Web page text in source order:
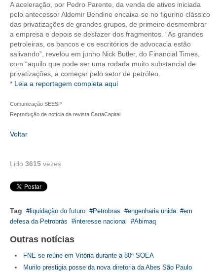
A aceleração, por Pedro Parente, da venda de ativos iniciada
pelo antecessor Aldemir Bendine encaixa-se no figurino clássico
das privatizações de grandes grupos, de primeiro desmembrar
a empresa e depois se desfazer dos fragmentos. “As grandes
petroleiras, os bancos e os escritórios de advocacia estão
salivando”, revelou em junho Nick Butler, do Financial Times,
com “aquilo que pode ser uma rodada muito substancial de
privatizações, a começar pelo setor de petróleo.
* Leia a reportagem completa aqui
Comunicação SEESP
Reprodução de notícia da revista CartaCapital
Voltar
Lido 3615 vezes
Tag liquidação do futuro Petrobras engenharia unida
em
defesa da Petrobrás
interesse nacional Abimaq
Outras notícias
FNE se reúne em Vitória durante a 80ª SOEA
Murilo prestigia posse da nova diretoria da Abes São Paulo